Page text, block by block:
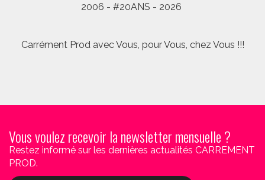
2006 - #20ANS - 2026
Carrément Prod avec Vous, pour Vous, chez Vous !!!
Vous voulez recevoir la newsletter mensuelle ?
Restez informé sur les dernières actualités CARREMENT
PROD.